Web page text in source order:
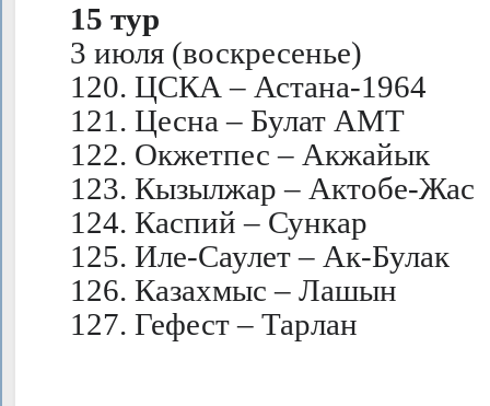
15 тур
3 июля (воскресенье)
120. ЦСКА – Астана-1964
121. Цесна – Булат АМТ
122. Окжетпес – Акжайык
123. Кызылжар – Актобе-Жас
124. Каспий – Сункар
125. Иле-Саулет – Ак-Булак
126. Казахмыс – Лашын
127. Гефест – Тарлан